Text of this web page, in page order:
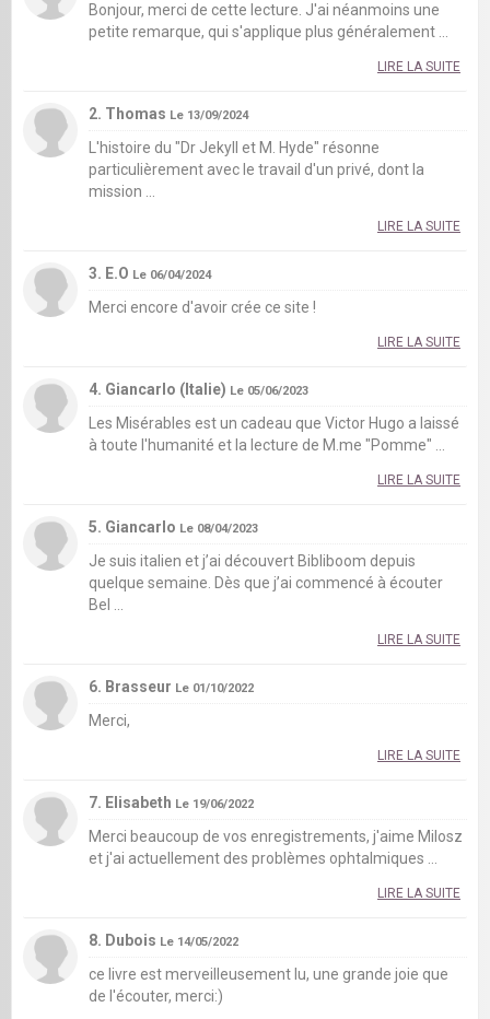
Bonjour, merci de cette lecture. J'ai néanmoins une
petite remarque, qui s'applique plus généralement ...
LIRE LA SUITE
2. Thomas Le 13/09/2024
L'histoire du "Dr Jekyll et M. Hyde" résonne
particulièrement avec le travail d'un privé, dont la
mission ...
LIRE LA SUITE
3. E.O Le 06/04/2024
Merci encore d'avoir crée ce site !
LIRE LA SUITE
4. Giancarlo (Italie) Le 05/06/2023
Les Misérables est un cadeau que Victor Hugo a laissé
à toute l'humanité et la lecture de M.me "Pomme" ...
LIRE LA SUITE
5. Giancarlo Le 08/04/2023
Je suis italien et j’ai découvert Bibliboom depuis
quelque semaine. Dès que j’ai commencé à écouter
Bel ...
LIRE LA SUITE
6. Brasseur Le 01/10/2022
Merci,
LIRE LA SUITE
7. Elisabeth Le 19/06/2022
Merci beaucoup de vos enregistrements, j'aime Milosz
et j'ai actuellement des problèmes ophtalmiques ...
LIRE LA SUITE
8. Dubois Le 14/05/2022
ce livre est merveilleusement lu, une grande joie que
de l'écouter, merci:)